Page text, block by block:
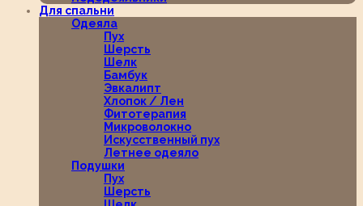
Для спальни
Одеяла
Пух
Шерсть
Шелк
Бамбук
Эвкалипт
Хлопок / Лен
Фитотерапия
Микроволокно
Искусственный пух
Летнее одеяло
Подушки
Пух
Шерсть